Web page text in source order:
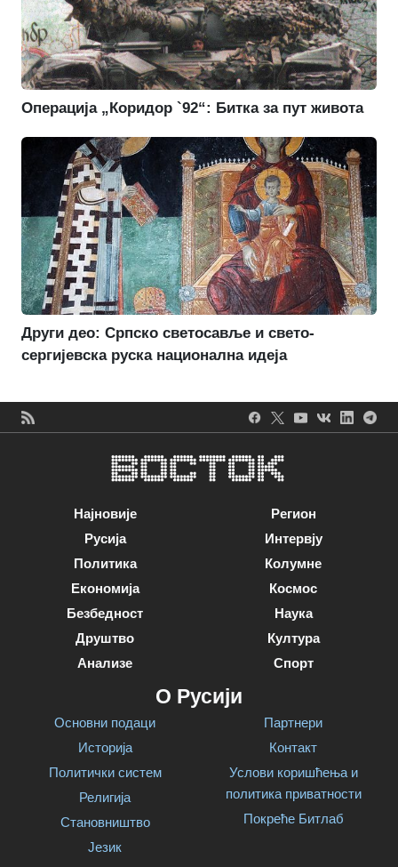
Операција „Коридор `92“: Битка за пут живота
Други део: Српско светосавље и свето-
сергијевска руска национална идеја
Најновије
Русија
Политика
Економија
Безбедност
Друштво
Анализе
Регион
Интервју
Колумне
Космос
Наука
Култура
Спорт
О Русији
Основни подаци
Историја
Политички систем
Религија
Становништво
Језик
Партнери
Контакт
Услови коришћења и
политика приватности
Покреће Битлаб